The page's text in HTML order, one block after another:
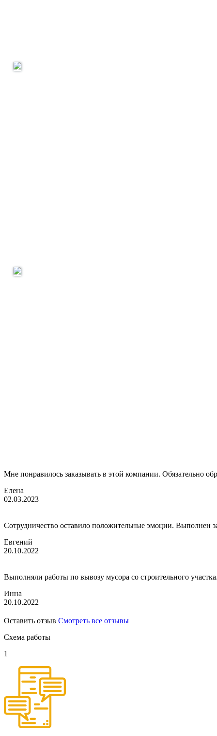
Мне понравилось заказывать в этой компании. Обязательно
Елена
02.03.2023
Сотрудничество оставило положительные эмоции. Выполнен
Евгений
20.10.2022
Выполняли работы по вывозу мусора со строительного
Инна
20.10.2022
Оставить отзыв Смотреть все отзывы
Схема работы
1